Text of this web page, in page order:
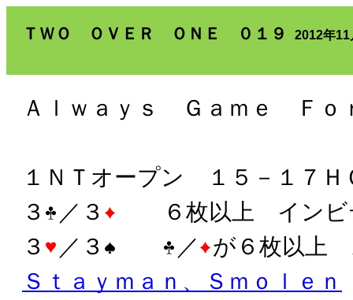
ＴＷＯ ＯＶＥＲ ＯＮＥ ０１９ 2012年11
Ａｌｗａｙｓ Ｇａｍｅ Ｆｏ
１ＮＴオープン １５－１７Ｈ
３
／３
６枚以上 インビ
３
／３ ／
が６枚以上
Ｓｔａｙｍａｎ、Ｓｍｏｌｅｎ